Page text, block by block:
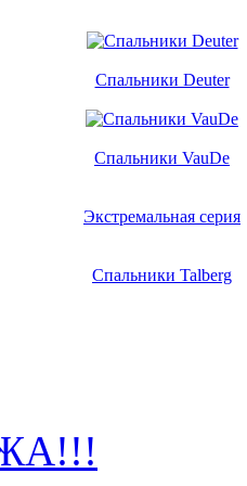
Спальники Deuter
Спальники VauDe
Экстремальная серия
Спальники Talberg